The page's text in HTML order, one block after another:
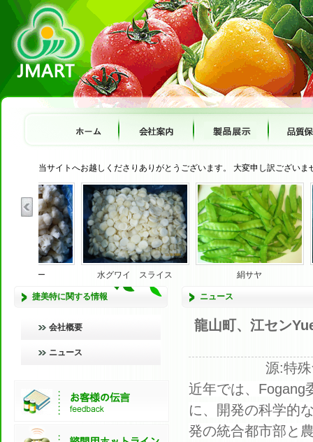
当サイトへお越しくださりありがとうございます。 大変申し訳ござい
水グワイ スライス
捷美特に関する情報
会社概要
ニュース
ニュース
龍山町、江セン
源:特
近年では、Fogang
に、開発の科学的
発の統合都市部と